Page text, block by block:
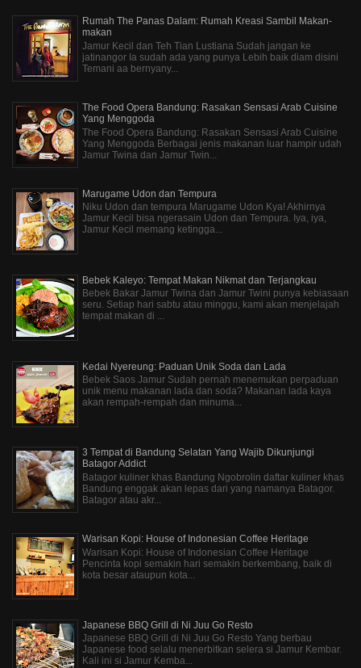
Rumah The Panas Dalam: Rumah Kreasi Sambil Makan-
makan
Jamur Kecil dan Teh Tian Lustiana Sudah jangan ke
jatinangor Ia sudah ada yang punya Lebih baik diam disini
Temani aa bernyany...
The Food Opera Bandung: Rasakan Sensasi Arab Cuisine
Yang Menggoda
The Food Opera Bandung: Rasakan Sensasi Arab Cuisine
Yang Menggoda Berbagai jenis makanan luar hampir udah
Jamur Twina dan Jamur Twin...
Marugame Udon dan Tempura
Niku Udon dan tempura Marugame Udon Kya! Akhirnya
Jamur Kecil bisa ngerasain Udon dan Tempura. Iya, iya,
Jamur Kecil memang ketingga...
Bebek Kaleyo: Tempat Makan Nikmat dan Terjangkau
Bebek Bakar Jamur Twina dan Jamur Twini punya kebiasaan
seru. Setiap hari sabtu atau minggu, kami akan menjelajah
tempat makan di ...
Kedai Nyereung: Paduan Unik Soda dan Lada
Bebek Saos Jamur Sudah pernah menemukan perpaduan
unik menu makanan lada dan soda? Makanan lada kaya
akan rempah-rempah dan minuma...
3 Tempat di Bandung Selatan Yang Wajib Dikunjungi
Batagor Addict
Batagor kuliner khas Bandung Ngobrolin daftar kuliner khas
Bandung enggak akan lepas dari yang namanya Batagor.
Batagor atau akr...
Warisan Kopi: House of Indonesian Coffee Heritage
Warisan Kopi: House of Indonesian Coffee Heritage
Pencinta kopi semakin hari semakin berkembang, baik di
kota besar ataupun kota...
Japanese BBQ Grill di Ni Juu Go Resto
Japanese BBQ Grill di Ni Juu Go Resto Yang berbau
Japanese food selalu menerbitkan selera si Jamur Kembar.
Kali ini si Jamur Kemba...